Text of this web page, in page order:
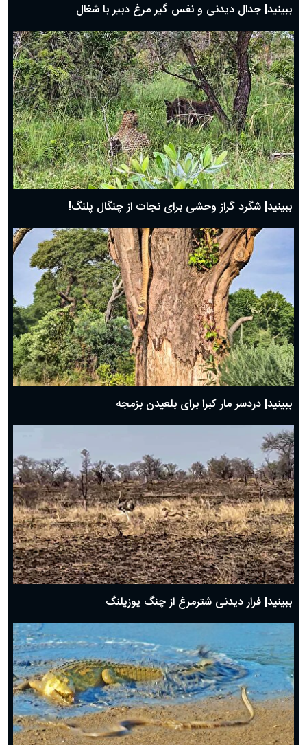
ببینید| جدال دیدنی و نفس گیر مرغ دبیر با شغال
ببینید| شگرد گراز وحشی برای نجات از چنگال پلنگ!
ببینید| دردسر مار کبرا برای بلعیدن بزمجه
ببینید| فرار دیدنی شترمرغ از چنگ یوزپلنگ